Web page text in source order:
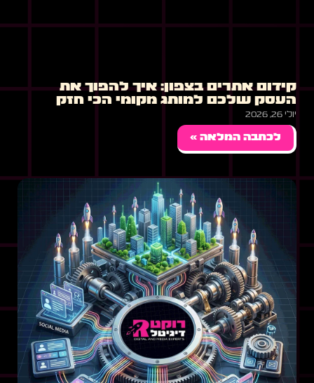
קידום אתרים בצפון: איך להפוך את
העסק שלכם למותג מקומי הכי חזק
יולי 26, 2026
לכתבה המלאה »